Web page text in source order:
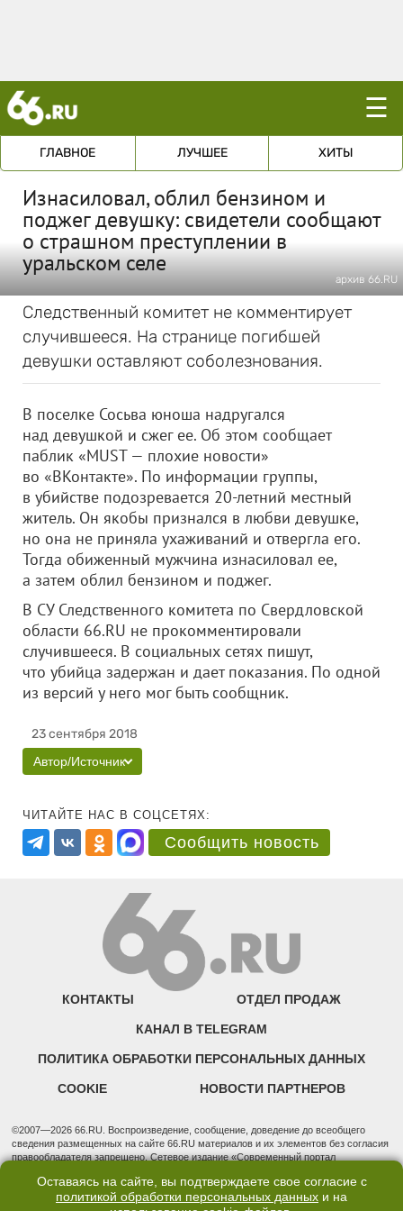
☰
ГЛАВНОЕ ЛУЧШЕЕ ХИТЫ
Изнасиловал, облил бензином и
поджег девушку: свидетели сообщают
о страшном преступлении в
уральском селе
архив 66.RU
Следственный комитет не комментирует
случившееся. На странице погибшей
девушки оставляют соболезнования.
В поселке Сосьва юноша надругался
над девушкой и сжег ее. Об этом сообщает
паблик «MUST — плохие новости»
во «ВКонтакте». По информации группы,
в убийстве подозревается 20-летний местный
житель. Он якобы признался в любви девушке,
но она не приняла ухаживаний и отвергла его.
Тогда обиженный мужчина изнасиловал ее,
а затем облил бензином и поджег.
В СУ Следственного комитета по Свердловской
области 66.RU не прокомментировали
случившееся. В социальных сетях пишут,
что убийца задержан и дает показания. По одной
из версий у него мог быть сообщник.
23 сентября 2018
Автор/Источник
ЧИТАЙТЕ НАС В СОЦСЕТЯХ:
Сообщить новость
КОНТАКТЫ ОТДЕЛ ПРОДАЖ
КАНАЛ В TELEGRAM
ПОЛИТИКА ОБРАБОТКИ ПЕРСОНАЛЬНЫХ ДАННЫХ
COOKIE НОВОСТИ ПАРТНЕРОВ
©2007—2026 66.RU. Воспроизведение, сообщение, доведение до всеобщего
сведения размещенных на сайте 66.RU материалов и их элементов без согласия
правообладателя запрещено. Сетевое издание «Современный портал
надзору в сфере связи, информационных технологий и массовых коммуникаций
(Роскомнадзор). Регистрационный номер ЭЛ № ФС 77 - 76634 от 02.09.2019
Оставаясь на сайте, вы подтверждаете свое согласие с
политикой обработки персональных данных и на